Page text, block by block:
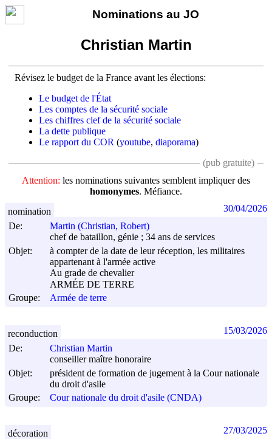
Nominations au JO
Christian Martin
Révisez le budget de la France avant les élections:
Le budget de l'État
Les comptes de la sécurité sociale
Les chiffres clef de la sécurité sociale
La dette publique
Le rapport du COR (youtube, diaporama)
(pub gratuite)
Attention: les nominations suivantes semblent impliquer des
homonymes. Méfiance.
De:
Martin (Christian, Robert)
chef de bataillon, génie ; 34 ans de services
Objet:
à compter de la date de leur réception, les militaires
appartenant à l'armée active
Au grade de chevalier
ARMÉE DE TERRE
Groupe:
Armée de terre
nomination 30/04/2026
De:
Christian Martin
conseiller maître honoraire
Objet:
président de formation de jugement à la Cour nationale
du droit d'asile
Groupe:
Cour nationale du droit d'asile (CNDA)
reconduction 15/03/2026
décoration 27/03/2025